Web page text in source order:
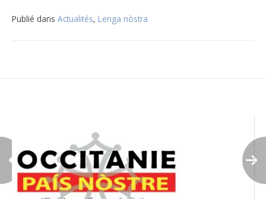
Publié dans Actualités, Lenga nòstra